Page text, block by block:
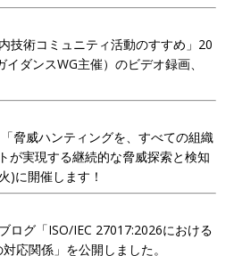
技術コミュニティ活動のすすめ」20
ダンスWG主催）のビデオ録画、
脅威ハンティングを、すべての組織
が実現する継続的な脅威探索と検知
)に開催します！
ログ「ISO/IEC 27017:2026における
応関係」を公開しました。